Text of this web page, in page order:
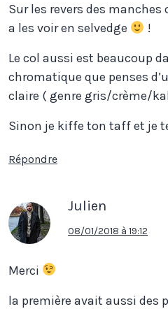
Sur les revers des manches
a les voir en selvedge
!
Le col aussi est beaucoup
chromatique que penses
claire ( genre gris/crème/
Sinon je kiffe ton taff et je
Répondre
Julien
08/01/2018 à 19:12
Merci
la première avait aussi des